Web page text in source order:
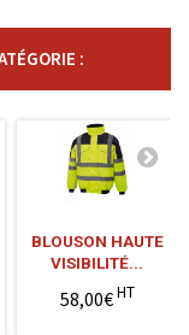
:
BLOUSON HAUTE
VISIBILITÉ...
58,00€HT